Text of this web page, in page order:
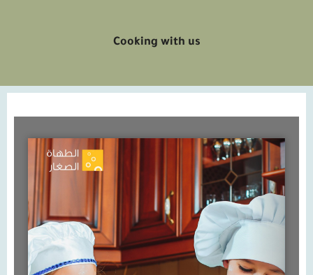
Cooking with us